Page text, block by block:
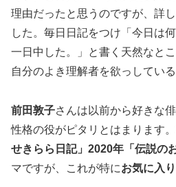
理由だったと思うのですが、詳
した。毎日日記をつけ「今日は
一日中した。」と書く天然なと
自分のよき理解者を欲っしてい
前田敦子さんは以前から好きな
性格の役がピタリとはまります
せきらら日記」2020年「伝説の
マですが、これが特にお気に入り